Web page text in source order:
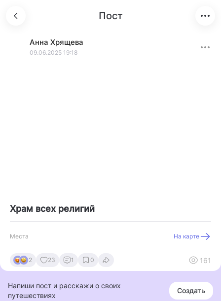
Пост
Анна Хрящева
09.06.2025 19:18
Храм всех религий
Места На карте
2 23 1 0 161
Напиши пост и расскажи о своих
путешествиях
Создать